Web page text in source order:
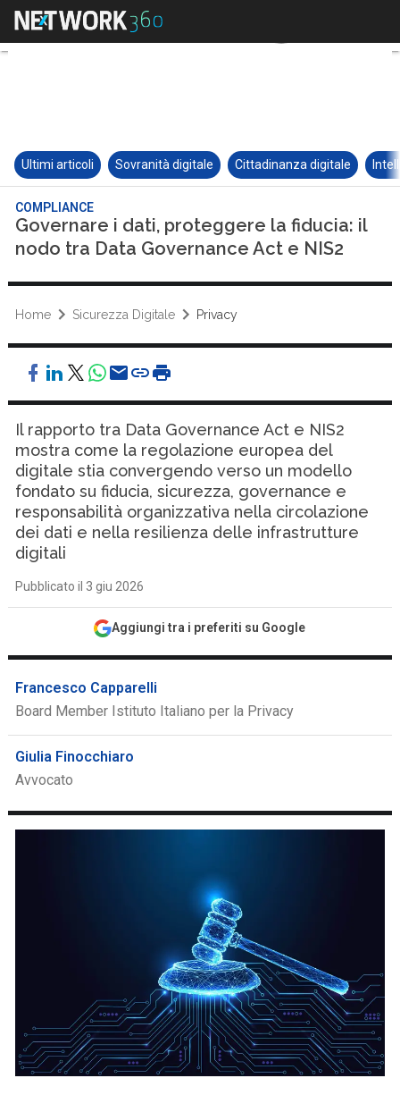
Ultimi articoli Sovranità digitale Cittadinanza digitale
COMPLIANCE
Governare i dati, proteggere la fiducia: il
nodo tra Data Governance Act e NIS2
Home Sicurezza Digitale Privacy
Il rapporto tra Data Governance Act e NIS2
mostra come la regolazione europea del
digitale stia convergendo verso un modello
fondato su fiducia, sicurezza, governance e
responsabilità organizzativa nella circolazione
dei dati e nella resilienza delle infrastrutture
digitali
Pubblicato il 3 giu 2026
Aggiungi tra i preferiti su Google
Francesco Capparelli
Board Member Istituto Italiano per la Privacy
Giulia Finocchiaro
Avvocato